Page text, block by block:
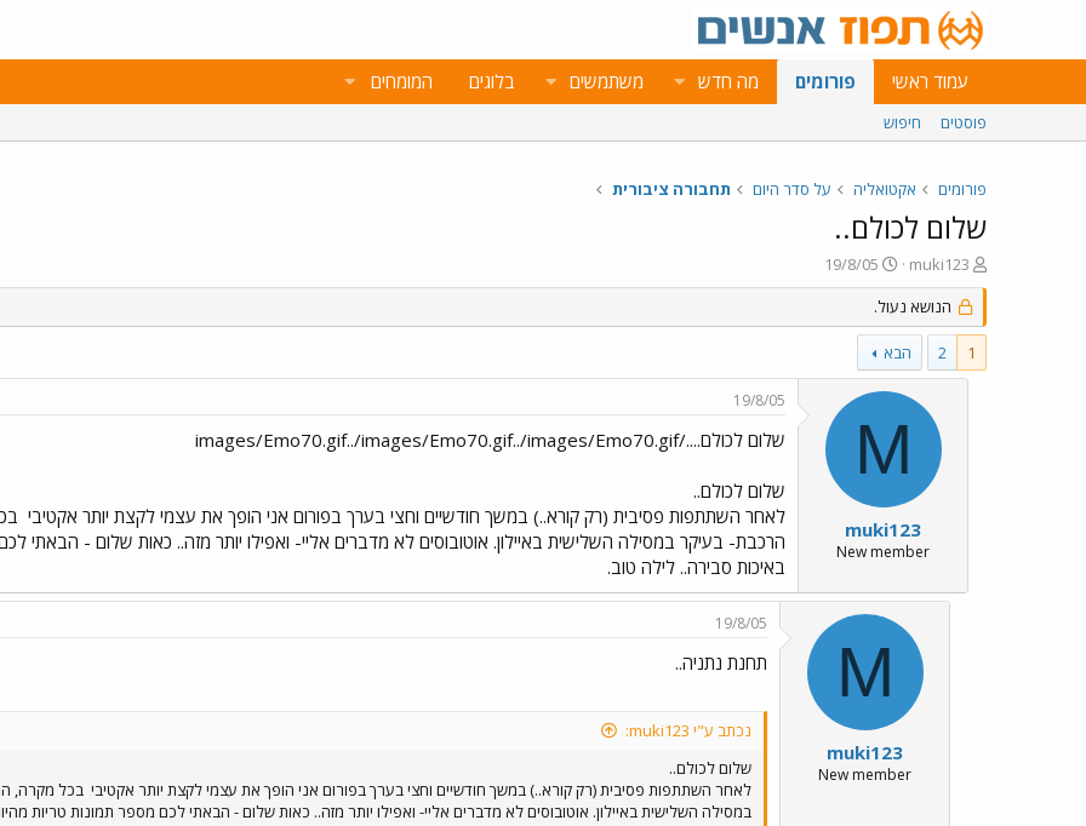
עמוד ראשי פורומים מה חדש משתמשים בלוגים המומחים
פוסטים חיפוש
פורומים אקטואליה על סדר היום תחבורה ציבורית
שלום לכולם..
פ
ו
ת
ח
ה
נ
muki123
פ
ו
ר
ס
ם
ב
ת
ר
י
19/8/05
הנושא נעול.
1
2 הבא
M
muki123
New member
19/8/05
שלום לכולם..../images/Emo70.gif../images/Emo70.gif../images/Emo70.gif
שלום לכולם..
לאחר השתתפות פסיבית (רק קורא..) במשך חודשיים וחצי בערך בפורום אני הופך את עצמי לקצת יותר אקטיבי
הרכבת- בעיקר במסילה השלישית באיילון. אוטובוסים לא מדברים אליי- ואפילו יותר מזה.. כאות שלום - הבאתי
באיכות סבירה.. לילה טוב.
M
muki123
New member
19/8/05
תחנת נתניה..
נכתב ע"י muki123:
שלום לכולם..
לאחר השתתפות פסיבית (רק קורא..) במשך חודשיים וחצי בערך בפורום אני הופך את עצמי לקצת יותר אקטיבי בכל מקרה,
במסילה השלישית באיילון. אוטובוסים לא מדברים אליי- ואפילו יותר מזה.. כאות שלום - הבאתי לכם מספר תמונות טריות